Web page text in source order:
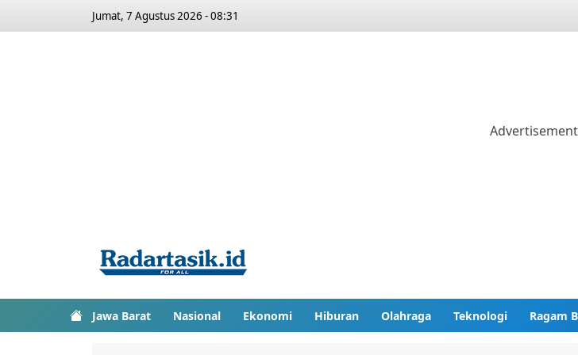
Jumat, 7 Agustus 2026 - 08:31
Jawa Barat Nasional Ekonomi Hiburan Olahraga Teknologi Ragam